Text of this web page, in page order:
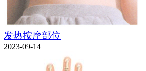
发热按摩部位
2023-09-14